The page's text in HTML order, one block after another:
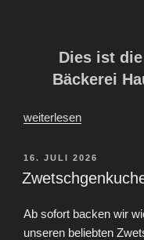
Dies ist
Bäckerei
„Herzlich
weiterlesen
VERÖFFENTLICHT
AM
16. JULI 2026
Ab sofort backen wir
unseren beliebten